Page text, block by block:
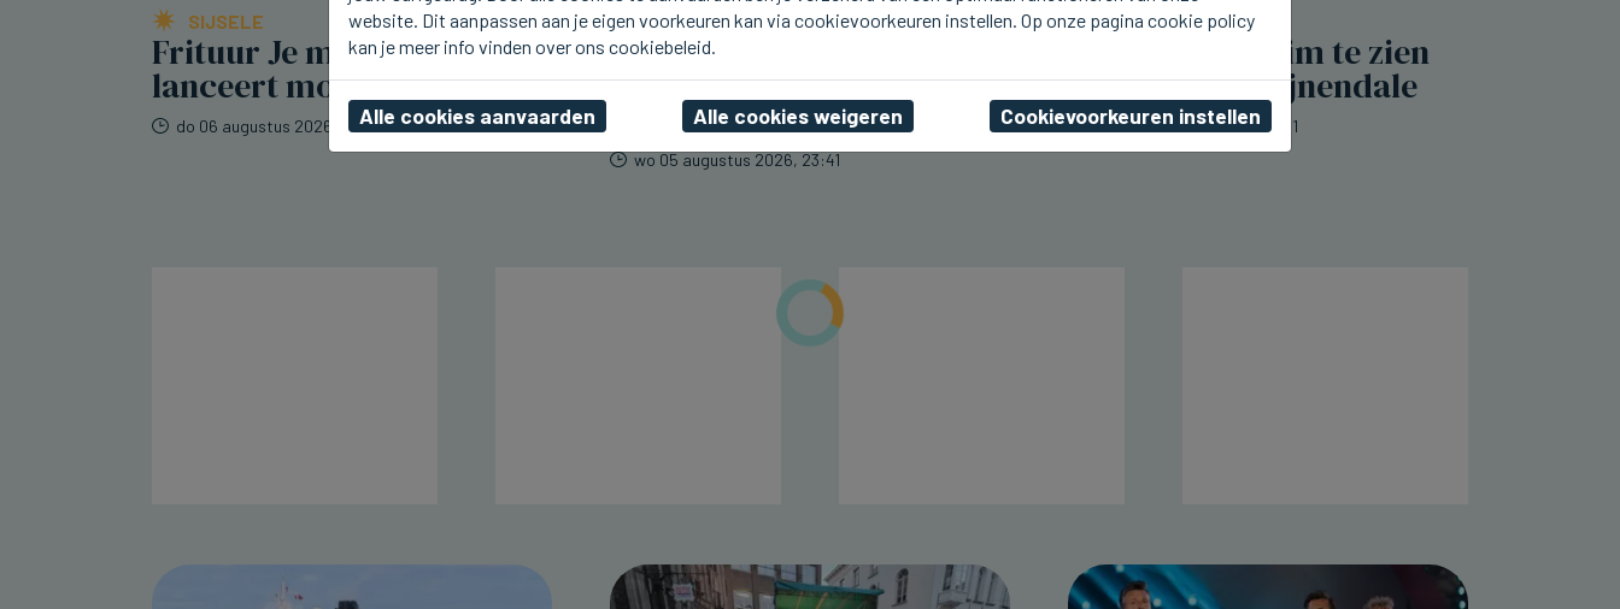
SIJSELE
Frituur Je m'en Fous
lanceert mosselkroket
do 06 augustus 2026, 00:11
VEURNE
Brandweer opgeroepen
voor bermbrand in
Veurne
wo 05 augustus 2026, 23:41
TORHOUT
Grote rookpluim te zien
na brand in Wijnendale
wo 05 augustus 2026, 23:31
website. Dit aanpassen aan je eigen voorkeuren kan via cookievoorkeuren instellen. Op onze pagina cookie policy
kan je meer info vinden over ons cookiebeleid.
Alle cookies aanvaarden Alle cookies weigeren Cookievoorkeuren instellen